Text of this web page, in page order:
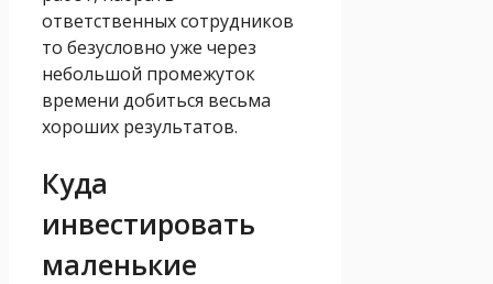
ответственных сотрудников
то безусловно уже через
небольшой промежуток
времени добиться весьма
хороших результатов.
Куда
инвестировать
маленькие